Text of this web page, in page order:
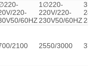
220-
60HZ
1∅220-
220V/220-
230V50/60HZ
2100 2550/3000